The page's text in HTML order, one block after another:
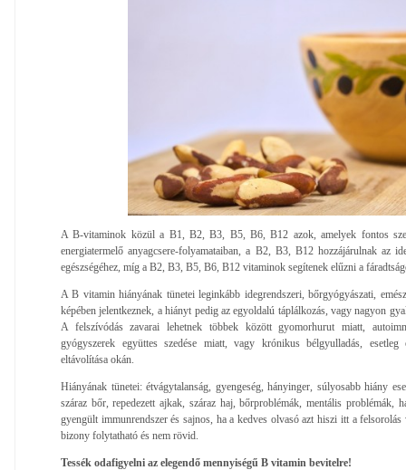
A B-vitaminok közül a B1, B2, B3, B5, B6, B12 azok, amelyek fontos
energiatermelő anyagcsere-folyamataiban, a B2, B3, B12 hozzájárulnak az
egészségéhez, míg a B2, B3, B5, B6, B12 vitaminok segítenek elűzni a
A B vitamin hiányának tünetei leginkább idegrendszeri, bőrgyógyászati,
képében jelentkeznek, a hiányt pedig az egyoldalú táplálkozás, vagy nagyon
A felszívódás zavarai lehetnek többek között gyomorhurut miatt,
gyógyszerek együttes szedése miatt, vagy krónikus bélgyulladás,
eltávolítása okán.
Hiányának tünetei: étvágytalanság, gyengeség, hányinger, súlyosabb hiány
száraz bőr, repedezett ajkak, száraz haj, bőrproblémák, mentális problémák,
gyengült immunrendszer és sajnos, ha a kedves olvasó azt hiszi itt a
bizony folytatható és nem rövid.
Tessék odafigyelni az elegendő mennyiségű B vitamin bevitelre!